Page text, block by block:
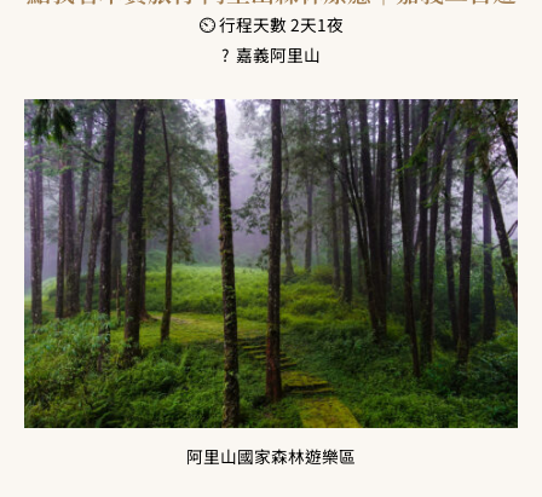
⏲ 行程天數 2天1夜
? 嘉義阿里山
阿里山國家森林遊樂區